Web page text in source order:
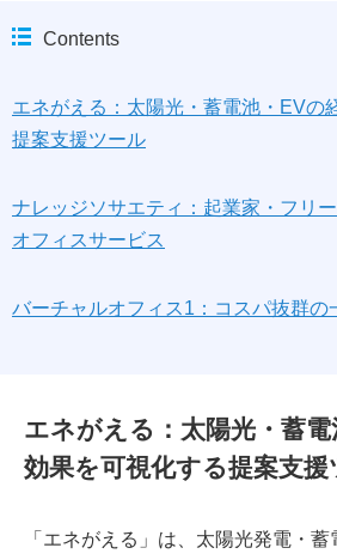
Contents
エネがえる：太陽光・蓄電池・EVの
提案支援ツール
ナレッジソサエティ：起業家・フリ
オフィスサービス
バーチャルオフィス1：コスパ抜群の
エネがえる：太陽光・蓄
効果を可視化する提案支援
「エネがえる」は、太陽光発電・